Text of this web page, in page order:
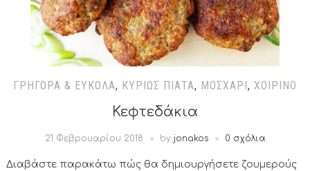
ΓΡΉΓΟΡΑ & ΕΎΚΟΛΑ, ΚΥΡΊΩΣ ΠΙΆΤΑ, ΜΟΣΧΆΡΙ , ΧΟΙΡΙΝΌ
Κεφτεδάκια
21 Φεβρουαρίου 2018 by jonakos 0 σχόλια
Διαβάστε παρακάτω πώς θα δημιουργήσετε ζουμερούς